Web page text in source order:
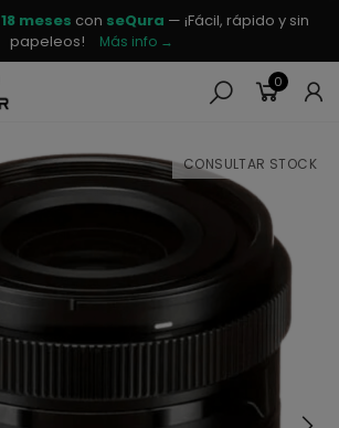
18 meses con seQura — ¡Fácil, rápido y sin
papeleos!
Más info →
0
CONSULTAR STOCK